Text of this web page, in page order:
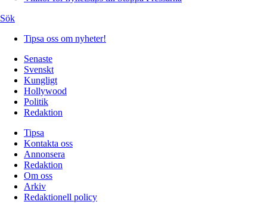
Sök
Tipsa oss om nyheter!
Senaste
Svenskt
Kungligt
Hollywood
Politik
Redaktion
Tipsa
Kontakta oss
Annonsera
Redaktion
Om oss
Arkiv
Redaktionell policy